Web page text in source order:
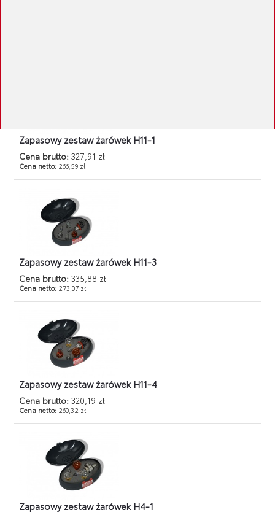
Zapasowy zestaw żarówek H11-1
Cena brutto: 327,91 zł
Cena netto: 266,59 zł
Zapasowy zestaw żarówek H11-3
Cena brutto: 335,88 zł
Cena netto: 273,07 zł
Zapasowy zestaw żarówek H11-4
Cena brutto: 320,19 zł
Cena netto: 260,32 zł
Zapasowy zestaw żarówek H4-1